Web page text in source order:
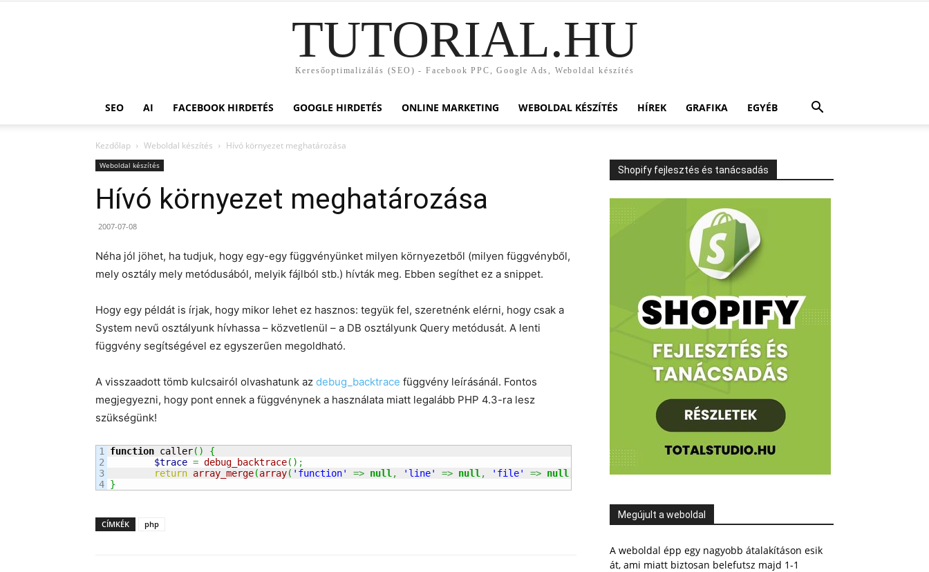
TUTORIAL.HU
Keresőoptimalizálás (SEO) - Facebook PPC, Google Ads, Weboldal készítés
SEO AI FACEBOOK HIRDETÉS GOOGLE HIRDETÉS ONLINE MARKETING WEBOLDAL KÉSZÍTÉS HÍREK GRAFIKA EGYÉB
Kezdőlap Weboldal készítés Hívó környezet meghatározása
Weboldal készítés
Hívó környezet meghatározása
2007-07-08
Néha jól jöhet, ha tudjuk, hogy egy-egy függvényünket milyen környezetből (milyen függvényből,
mely osztály mely metódusából, melyik fájlból stb.) hívták meg. Ebben segíthet ez a snippet.
Hogy egy példát is írjak, hogy mikor lehet ez hasznos: tegyük fel, szeretnénk elérni, hogy csak a
System nevű osztályunk hívhassa – közvetlenül – a DB osztályunk Query metódusát. A lenti
függvény segítségével ez egyszerűen megoldható.
A visszaadott tömb kulcsairól olvashatunk az debug_backtrace függvény leírásánál. Fontos
megjegyezni, hogy pont ennek a függvénynek a használata miatt legalább PHP 4.3-ra lesz
szükségünk!
1
2
3
function caller( )
{
$trace = debug_backtrace( ) ;
return array_merge(array( 'function' => null , 'line' => null , 'file' => null 'class' => null, 'object' => null, 'type' => null
}
CÍMKÉK php
Shopify fejlesztés és tanácsadás
Megújult a weboldal
A weboldal épp egy nagyobb átalakításon esik
át, ami miatt biztosan belefutsz majd 1-1